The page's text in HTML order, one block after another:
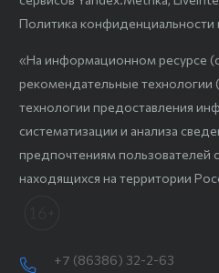
Политика
«На информационном ресурсе
рекомендательные
технологии предоставления
систематизации и анализа
предпочтениям пользователей
находящихся на территории
+7 (86386) 32-2-63